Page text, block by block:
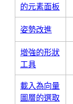
的元素面板
姿勢改進
增強的形狀
工具
載入為向量
圖層的選取